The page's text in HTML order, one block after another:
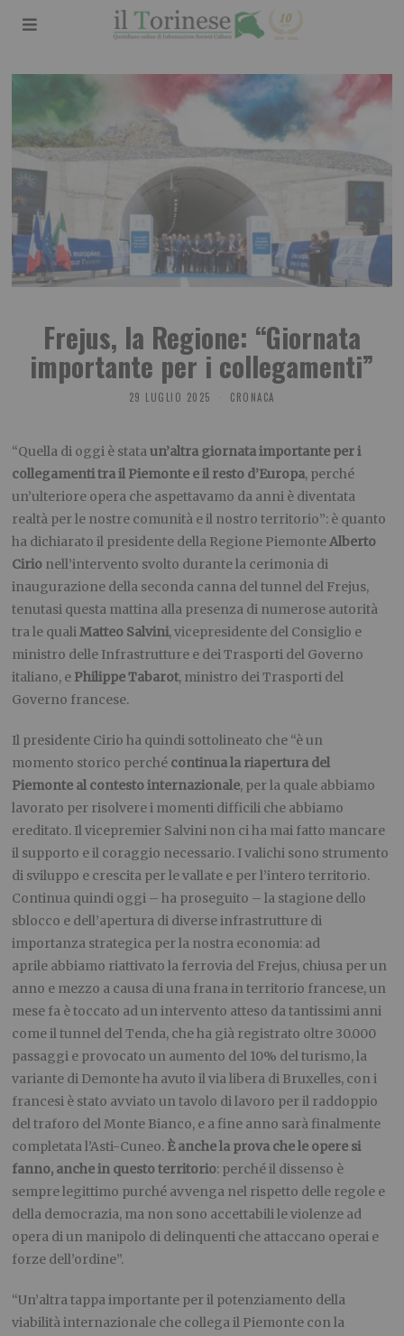
Frejus, la Regione: “Giornata
importante per i collegamenti”
29 LUGLIO 2025 CRONACA
“Quella di oggi è stataun’altra giornata importante per i
collegamenti tra il Piemonte e il resto d’Europa, perché
un’ulteriore opera che aspettavamo da anni è diventata
realtà per le nostre comunità e il nostro territorio”: è quanto
ha dichiarato il presidente della Regione PiemonteAlberto
Cirio nell’intervento svolto durante la cerimonia di
inaugurazione della seconda canna del tunnel del Frejus,
tenutasi questa mattina alla presenza di numerose autorità
tra le qualiMatteo Salvini, vicepresidente del Consiglio e
ministro delle Infrastrutture e dei Trasporti del Governo
italiano, e Philippe Tabarot, ministro dei Trasporti del
Governo francese.
Il presidente Cirio ha quindi sottolineato che “è un
momento storico perché continua la riapertura del
Piemonte al contesto internazionale, per la quale abbiamo
lavorato per risolvere i momenti difficili che abbiamo
ereditato. Il vicepremier Salvini non ci ha mai fatto mancare
il supporto e il coraggio necessario. I valichi sono strumento
di sviluppo e crescita per le vallate e per l’intero territorio.
Continua quindi oggi – ha proseguito – la stagione dello
sblocco e dell’apertura di diverse infrastrutture di
importanza strategica per la nostra economia: ad
aprile abbiamo riattivato la ferrovia del Frejus, chiusa per un
anno e mezzo a causa di una frana in territorio francese, un
mese fa è toccato ad un intervento atteso da tantissimi anni
come il tunnel del Tenda, che ha già registrato oltre 30.000
passaggi e provocato un aumento del 10% del turismo, la
variante di Demonte ha avuto il via libera di Bruxelles, con i
francesi è stato avviato un tavolo di lavoro per il raddoppio
del traforo del Monte Bianco, e a fine anno sarà finalmente
completata l’Asti-Cuneo. È anche la prova che le opere si
fanno, anche in questo territorio: perché il dissenso è
sempre legittimo purché avvenga nel rispetto delle regole e
della democrazia, ma non sono accettabili le violenze ad
opera di un manipolo di delinquenti che attaccano operai e
forze dell’ordine”.
“Un’altra tappa importante per il potenziamento della
viabilità internazionale che collega il Piemonte con la